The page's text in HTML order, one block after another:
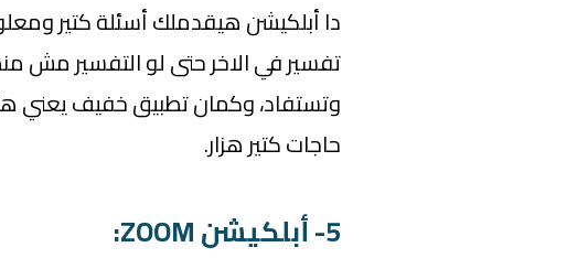
دا أبلكيشن هيقدملك أسئلة كتير
تفسير في الاخر حتى لو التفسير
وتستفاد، وكمان تطبيق خفيف يعني
حاجات كتير هزار.
5- أبلكيشن ZOOM: